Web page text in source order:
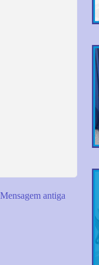
Mensagem antiga